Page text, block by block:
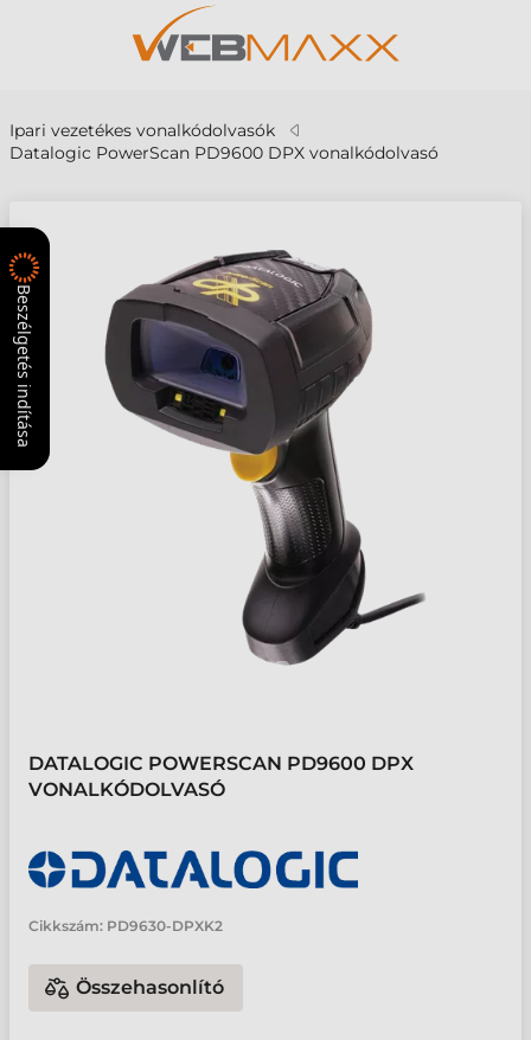
Ipari vezetékes vonalkódolvasók
Datalogic PowerScan PD9600 DPX vonalkódolvasó
DATALOGIC POWERSCAN PD9600 DPX
VONALKÓDOLVASÓ
Cikkszám: PD9630-DPXK2
Összehasonlító
Beszélgetés indítása